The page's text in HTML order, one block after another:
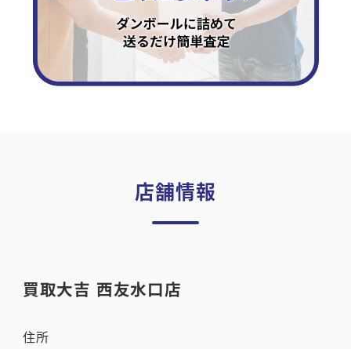
店舗情報
買取大吉 西友水口店
住所